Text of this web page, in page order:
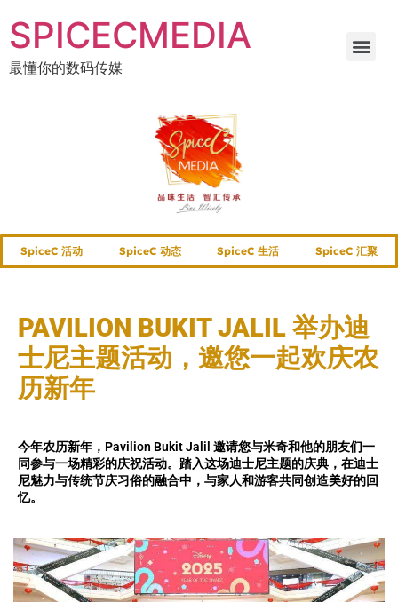
SPICECMEDIA
最懂你的数码传媒
SpiceC 活动 SpiceC 动态 SpiceC 生活 SpiceC 汇聚
PAVILION BUKIT JALIL 举办迪
士尼主题活动，邀您一起欢庆农
历新年
今年农历新年，Pavilion Bukit Jalil 邀请您与米奇和他的朋友们一
同参与一场精彩的庆祝活动。踏入这场迪士尼主题的庆典，在迪士
尼魅力与传统节庆习俗的融合中，与家人和游客共同创造美好的回
忆。